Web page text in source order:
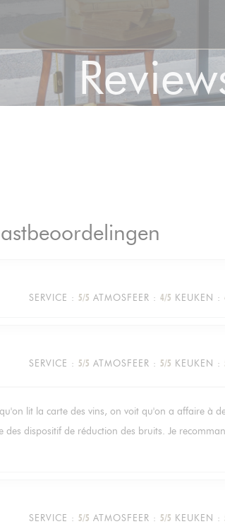
SERVICE : 5/5 ATMOSFEER : 4/5 KEUKEN :
SERVICE : 5/5 ATMOSFEER : 5/5 KEUKEN :
lit la carte des vins, on voit qu'on a affaire à
dispositif de réduction des bruits. Je
SERVICE : 5/5 ATMOSFEER : 5/5 KEUKEN :